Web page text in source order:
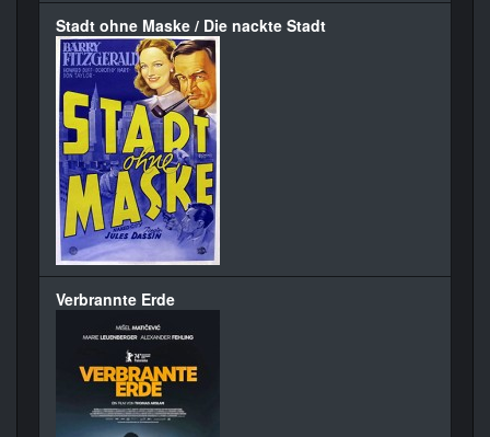
Stadt ohne Maske / Die nackte Stadt
Verbrannte Erde